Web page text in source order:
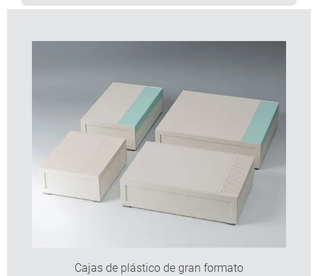
se utiliza un panel lateral, pida la pieza intermedia
forma óptima.
misma calidad de superficie, fáciles de mecanizar.
Protecciones correderas con o sin ventilación, en el
color de la caja o color verde laguna, para esconder
los tornillos de fijación; otras opciones de color
Incluye 4 pies antideslizantes atornillables.
Orejetas de fijación para montaje en la pared
opcionales.
Modelos con asa; para aplicaciones portátiles, en
usuario posicionarlo en el ángulo adecuado, en
intervalos de 30°.
Cajas de plástico de gran formato